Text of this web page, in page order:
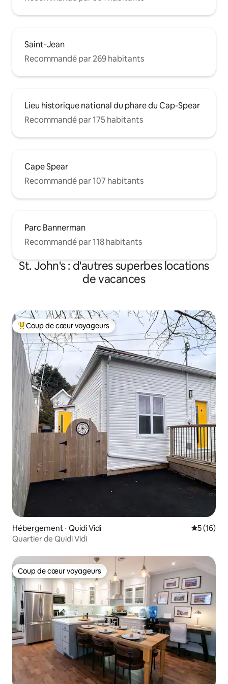
Saint-Jean
Recommandé par 269 habitants
Lieu historique national du phare du Cap-Spear
Recommandé par 175 habitants
Cape Spear
Recommandé par 107 habitants
Parc Bannerman
Recommandé par 118 habitants
St. John's : d'autres superbes locations
de vacances
Coups de cœur voyageurs les plus appréciés
Coup de cœur voyageurs
Hébergement ⋅ Quidi Vidi
5 (16)
Quartier de Quidi Vidi
Coup de cœur voyageurs
Coup de cœur voyageurs